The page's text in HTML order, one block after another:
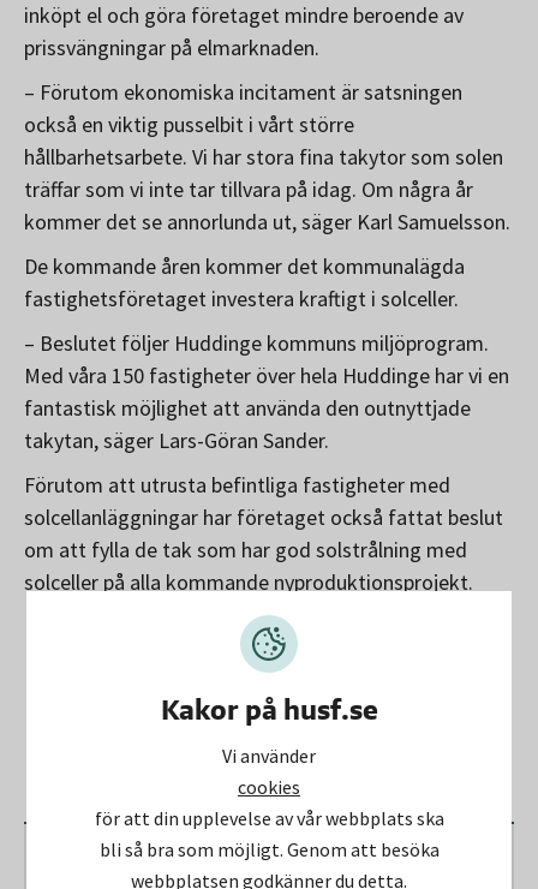
Kakor på husf.se
Vi använder
cookies
för att din upplevelse av vår webbplats ska
bli så bra som möjligt. Genom att besöka
webbplatsen godkänner du detta.
inköpt el och göra företaget mindre beroende av
prissvängningar på elmarknaden.
– Förutom ekonomiska incitament är satsningen
också en viktig pusselbit i vårt större
hållbarhetsarbete. Vi har stora fina takytor som solen
träffar som vi inte tar tillvara på idag. Om några år
kommer det se annorlunda ut, säger Karl Samuelsson.
De kommande åren kommer det kommunalägda
fastighetsföretaget investera kraftigt i solceller.
– Beslutet följer Huddinge kommuns miljöprogram.
Med våra 150 fastigheter över hela Huddinge har vi en
fantastisk möjlighet att använda den outnyttjade
takytan, säger Lars-Göran Sander.
Förutom att utrusta befintliga fastigheter med
solcellanläggningar har företaget också fattat beslut
om att fylla de tak som har god solstrålning med
solceller på alla kommande nyproduktionsprojekt.